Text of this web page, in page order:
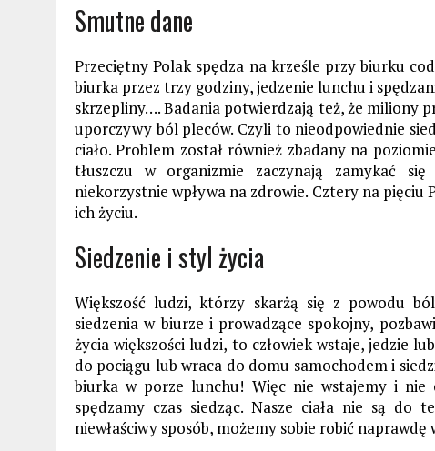
Smutne dane
Przeciętny Polak spędza na krześle przy biurku
biurka przez trzy godziny, jedzenie lunchu i
skrzepliny…. Badania potwierdzają też, że miliony
uporczywy ból pleców. Czyli to nieodpowiednie
ciało. Problem został również zbadany na
tłuszczu w organizmie zaczynają zamykać
niekorzystnie wpływa na zdrowie. Cztery na
ich życiu.
Siedzenie i styl życia
Większość ludzi, którzy skarżą się z powodu
siedzenia w biurze i prowadzące spokojny,
życia większości ludzi, to człowiek wstaje, jedzie
do pociągu lub wraca do domu samochodem i
biurka w porze lunchu! Więc nie wstajemy i
spędzamy czas siedząc. Nasze ciała nie są do
niewłaściwy sposób, możemy sobie robić